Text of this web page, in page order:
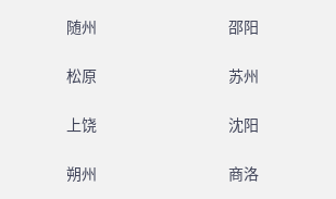
随州 邵阳
松原 苏州
上饶 沈阳
朔州 商洛